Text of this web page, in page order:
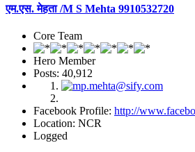
एम.एस. मेहता /M S Mehta 9910532720
Core Team
Hero Member
Posts: 40,912
Facebook Profile: http://
Location: NCR
Logged